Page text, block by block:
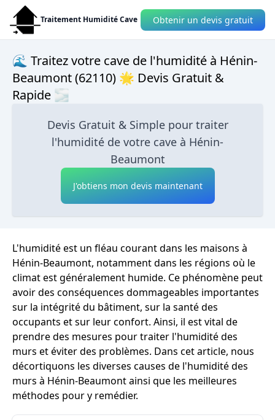
Traitement Humidité Cave Obtenir un devis gratuit
🌊 Traitez votre cave de l'humidité à Hénin-
Beaumont (62110) 🌟 Devis Gratuit &
Rapide 🌫
Devis Gratuit & Simple pour traiter
l'humidité de votre cave à Hénin-
Beaumont
J'obtiens mon devis maintenant
L'humidité est un fléau courant dans les maisons à
Hénin-Beaumont, notamment dans les régions où le
climat est généralement humide. Ce phénomène peut
avoir des conséquences dommageables importantes
sur la intégrité du bâtiment, sur la santé des
occupants et sur leur confort. Ainsi, il est vital de
prendre des mesures pour traiter l'humidité des
murs et éviter des problèmes. Dans cet article, nous
décortiquons les diverses causes de l'humidité des
murs à Hénin-Beaumont ainsi que les meilleures
méthodes pour y remédier.